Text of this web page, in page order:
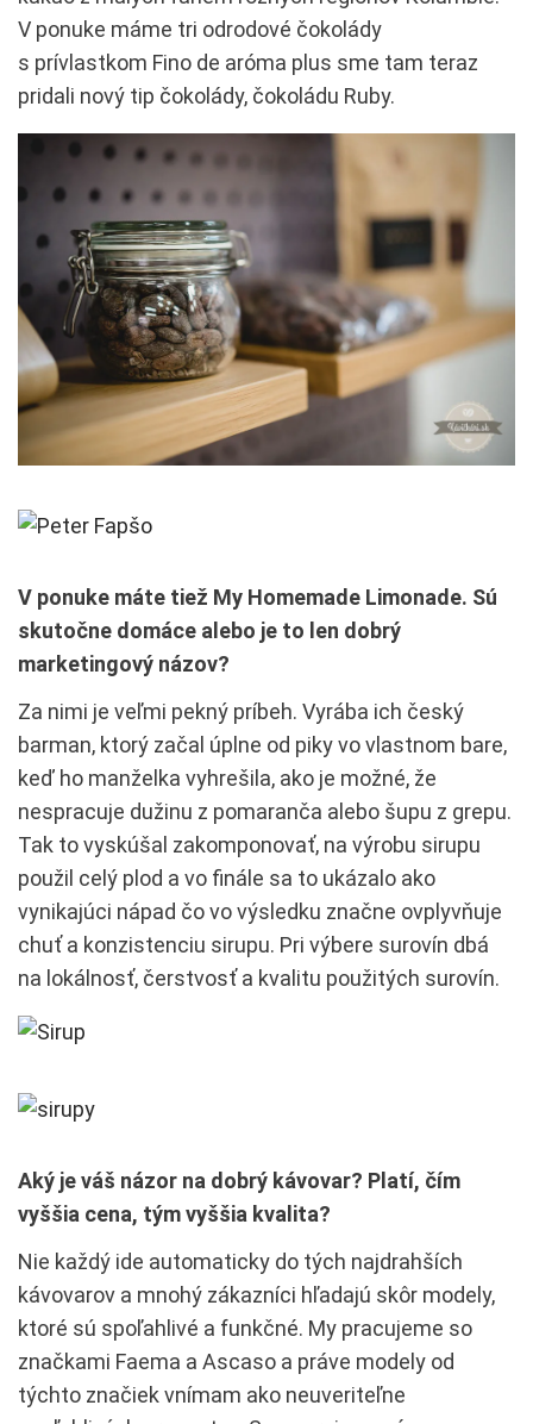
V ponuke máme tri odrodové čokolády
s prívlastkom Fino de aróma plus sme tam teraz
pridali nový tip čokolády, čokoládu Ruby.
V ponuke máte tiež My Homemade Limonade. Sú
skutočne domáce alebo je to len dobrý
marketingový názov?
Za nimi je veľmi pekný príbeh. Vyrába ich český
barman, ktorý začal úplne od piky vo vlastnom bare,
keď ho manželka vyhrešila, ako je možné, že
nespracuje dužinu z pomaranča alebo šupu z grepu.
Tak to vyskúšal zakomponovať, na výrobu sirupu
použil celý plod a vo finále sa to ukázalo ako
vynikajúci nápad čo vo výsledku značne ovplyvňuje
chuť a konzistenciu sirupu. Pri výbere surovín dbá
na lokálnosť, čerstvosť a kvalitu použitých surovín.
Aký je váš názor na dobrý kávovar? Platí, čím
vyššia cena, tým vyššia kvalita?
Nie každý ide automaticky do tých najdrahších
kávovarov a mnohý zákazníci hľadajú skôr modely,
ktoré sú spoľahlivé a funkčné. My pracujeme so
značkami Faema a Ascaso a práve modely od
týchto značiek vnímam ako neuveriteľne